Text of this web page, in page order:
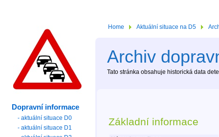
Home Aktuální situace na D5
Archiv
Tato stránka obsahuje historická data
Základní informace
Dopravní informace
- aktuální situace D0
- aktuální situace D1